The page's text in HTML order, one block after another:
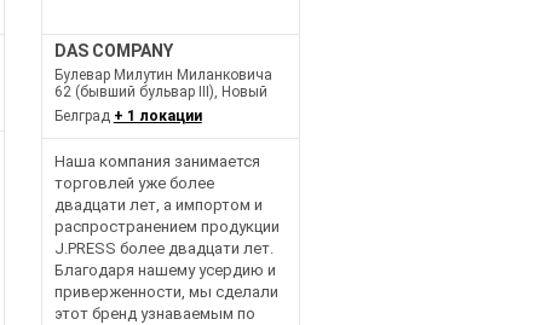
DAS COMPANY
Булевар Милутин Миланковича
62 (бывший бульвар III), Новый
Белград + 1 локации
Наша компания занимается
торговлей уже более
двадцати лет, а импортом и
распространением продукции
J.PRESS более двадцати лет.
Благодаря нашему усердию и
приверженности, мы сделали
этот бренд узнаваемым по